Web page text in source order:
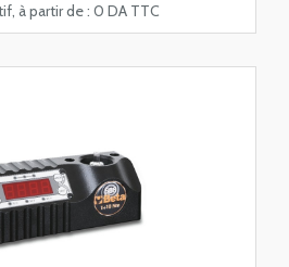
à partir de : 0 DA TTC